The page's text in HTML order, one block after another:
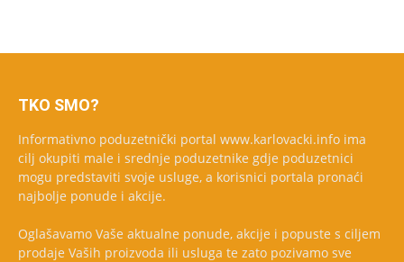
TKO SMO?
Informativno poduzetnički portal www.karlovacki.info ima
cilj okupiti male i srednje poduzetnike gdje poduzetnici
mogu predstaviti svoje usluge, a korisnici portala pronaći
najbolje ponude i akcije.
Oglašavamo Vaše aktualne ponude, akcije i popuste s ciljem
prodaje Vaših proizvoda ili usluga te zato pozivamo sve